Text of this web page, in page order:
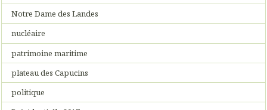
Notre Dame des Landes
nucléaire
patrimoine maritime
plateau des Capucins
politique